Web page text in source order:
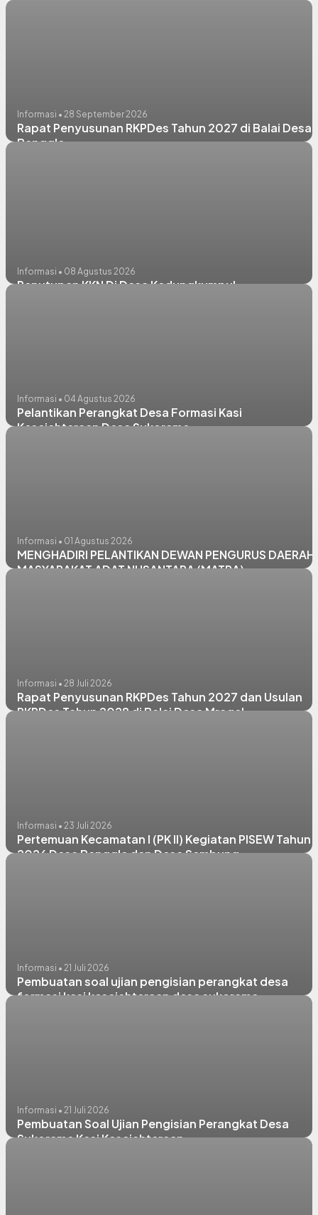
Informasi • 28 September 2026
Rapat Penyusunan RKPDes Tahun 2027 di Balai Desa
Banggle
Informasi • 08 Agustus 2026
Penutupan KKN Di Desa Kedungkumpul
Informasi • 04 Agustus 2026
Pelantikan Perangkat Desa Formasi Kasi
Kesejahteraan Desa Sukorame
Informasi • 01 Agustus 2026
MENGHADIRI PELANTIKAN DEWAN PENGURUS DAERAH
MASYARAKAT ADAT NUSANTARA (MATRA)
Informasi • 28 Juli 2026
Rapat Penyusunan RKPDes Tahun 2027 dan Usulan
RKPDes Tahun 2028 di Balai Desa Mragel
Informasi • 23 Juli 2026
Pertemuan Kecamatan I (PK II) Kegiatan PISEW Tahun
2026 Desa Banggle dan Desa Sembung
Informasi • 21 Juli 2026
Pembuatan soal ujian pengisian perangkat desa
formasi kasi kesejahteraan desa sukorame
Informasi • 21 Juli 2026
Pembuatan Soal Ujian Pengisian Perangkat Desa
Sukorame Kasi Kesejahteraan